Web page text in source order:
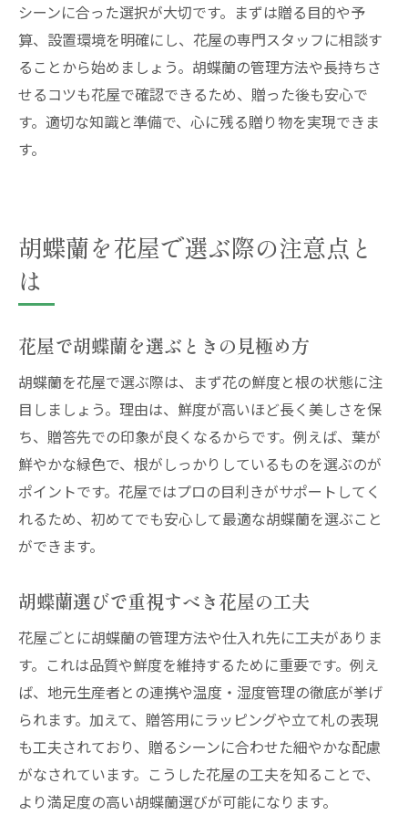
1万円台胡蝶蘭を花屋で効果的に贈る方法
相手に喜ばれる胡蝶蘭贈答のコツまとめ
花屋で実践する胡蝶蘭贈答の最重要ポイン
ト
胡蝶蘭を贈る際の花屋流喜ばれる工夫
花屋で安心の胡蝶蘭贈答を実現する方法
シーンに合った選択が大切です。まずは贈る目的や予
算、設置環境を明確にし、花屋の専門スタッフに相談す
ることから始めましょう。胡蝶蘭の管理方法や長持ちさ
せるコツも花屋で確認できるため、贈った後も安心で
す。適切な知識と準備で、心に残る贈り物を実現できま
す。
胡蝶蘭を花屋で選ぶ際の注意点と
は
花屋で胡蝶蘭を選ぶときの見極め方
胡蝶蘭を花屋で選ぶ際は、まず花の鮮度と根の状態に注
目しましょう。理由は、鮮度が高いほど長く美しさを保
ち、贈答先での印象が良くなるからです。例えば、葉が
鮮やかな緑色で、根がしっかりしているものを選ぶのが
ポイントです。花屋ではプロの目利きがサポートしてく
れるため、初めてでも安心して最適な胡蝶蘭を選ぶこと
ができます。
胡蝶蘭選びで重視すべき花屋の工夫
花屋ごとに胡蝶蘭の管理方法や仕入れ先に工夫がありま
す。これは品質や鮮度を維持するために重要です。例え
ば、地元生産者との連携や温度・湿度管理の徹底が挙げ
られます。加えて、贈答用にラッピングや立て札の表現
も工夫されており、贈るシーンに合わせた細やかな配慮
がなされています。こうした花屋の工夫を知ることで、
より満足度の高い胡蝶蘭選びが可能になります。